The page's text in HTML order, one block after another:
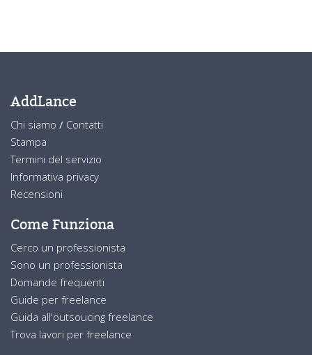
AddLance
Chi siamo / Contatti
Stampa
Termini del servizio
Informativa privacy
Recensioni
Come Funziona
Cerco un professionista
Sono un professionista
Domande frequenti
Guide per freelance
Guida all'outsoucing freelance
Trova lavori per freelance